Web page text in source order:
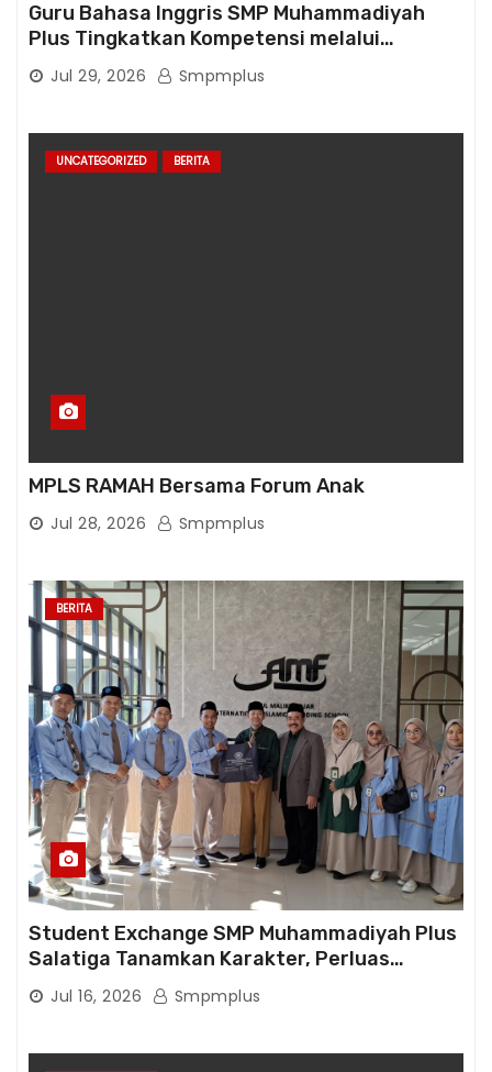
Guru Bahasa Inggris SMP Muhammadiyah
Plus Tingkatkan Kompetensi melalui
Pelatihan Cambridge Life Skills in Action
Jul 29, 2026 Smpmplus
UNCATEGORIZED BERITA
MPLS RAMAH Bersama Forum Anak
Jul 28, 2026 Smpmplus
BERITA
Student Exchange SMP Muhammadiyah Plus
Salatiga Tanamkan Karakter, Perluas
Wawasan, dan Tumbuhkan Semangat
Berprestasi
Jul 16, 2026 Smpmplus